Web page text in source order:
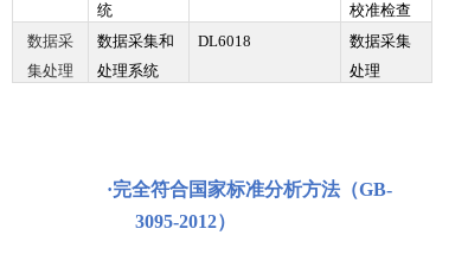
统
校准检查
数据采
集处理
数据采集和
处理系统
DL6018
数据采集
处理
·完全符合国家标准分析方法（GB-
3095-2012）